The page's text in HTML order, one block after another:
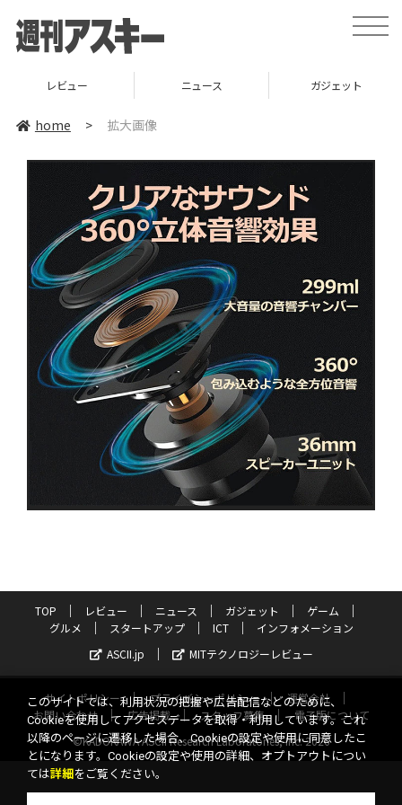
toggle
レビュー ニュース ガジェット
home > 拡大画像
TOP レビュー ニュース ガジェット
ゲーム
グルメ
スタートアップ ICT
インフォメーション
ASCII.jp
MITテクノロジーレビュー
サイトポリシー プライバシーポリシー
運営会社
お問い合わせ
広告掲載 スタッフ募集
電子版について
©KADOKAWA ASCII Research Laboratories, Inc. 2026
このサイトでは、利用状況の把握や広告配信などのために、
Cookieを使用してアクセスデータを取得・利用しています。これ
以降のページに遷移した場合、Cookieの設定や使用に同意したこ
とになります。Cookieの設定や使用の詳細、オプトアウトについ
ては詳細 をご覧ください。